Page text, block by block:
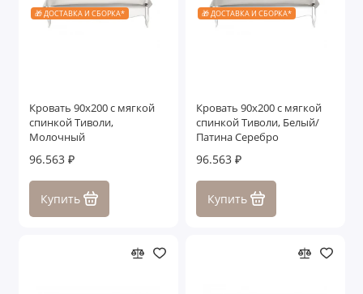
🎁 ДОСТАВКА И СБОРКА*
Кровать 90x200 с мягкой
спинкой Тиволи,
Молочный
96.563 ₽
Купить
🎁 ДОСТАВКА И СБОРКА*
Кровать 90x200 с мягкой
спинкой Тиволи, Белый/
Патина Серебро
96.563 ₽
Купить